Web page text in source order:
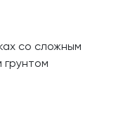
со сложным